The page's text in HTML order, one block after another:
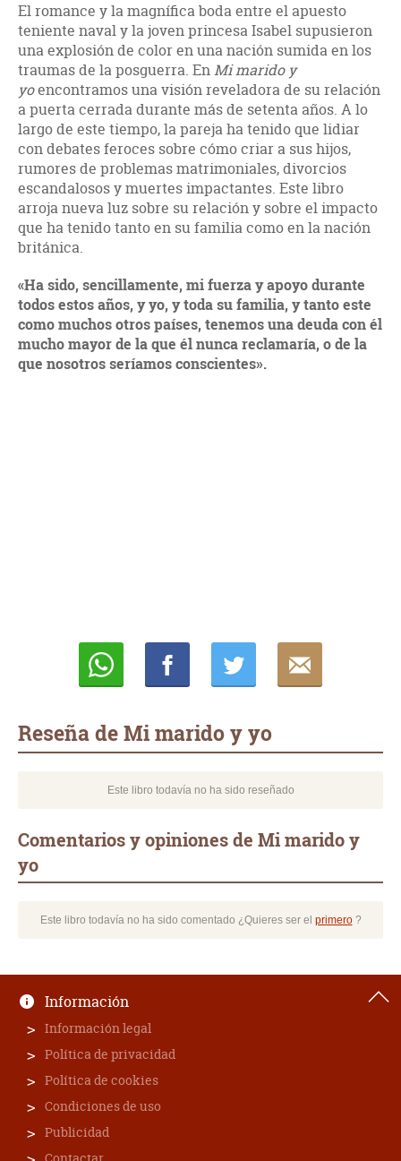
El romance y la magnífica boda entre el apuesto
teniente naval y la joven princesa Isabel supusieron
una explosión de color en una nación sumida en los
traumas de la posguerra. EnMi marido y
yoencontramos una visión reveladora de su relación
a puerta cerrada durante más de setenta años. A lo
largo de este tiempo, la pareja ha tenido que lidiar
con debates feroces sobre cómo criar a sus hijos,
rumores de problemas matrimoniales, divorcios
escandalosos y muertes impactantes. Este libro
arroja nueva luz sobre su relación y sobre el impacto
que ha tenido tanto en su familia como en la nación
británica.
«Ha sido, sencillamente, mi fuerza y apoyo durante
todos estos años, y yo, y toda su familia, y tanto este
como muchos otros países, tenemos una deuda con él
mucho mayor de la que él nunca reclamaría, o de la
que nosotros seríamos conscientes».
Reseña de Mi marido y yo
Este libro todavía no ha sido reseñado
Comentarios y opiniones de Mi marido y
yo
Este libro todavía no ha sido comentado ¿Quieres ser el primero?
Información
Información legal
Política de privacidad
Política de cookies
Condiciones de uso
Publicidad